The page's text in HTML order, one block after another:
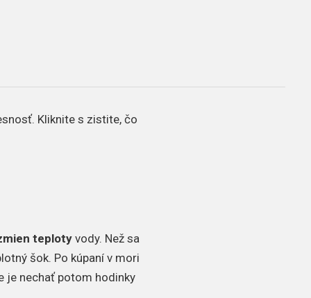
Kliknite s zistite, čo
teploty vody. Než sa
šok. Po kúpaní v mori
je nechať potom hodinky